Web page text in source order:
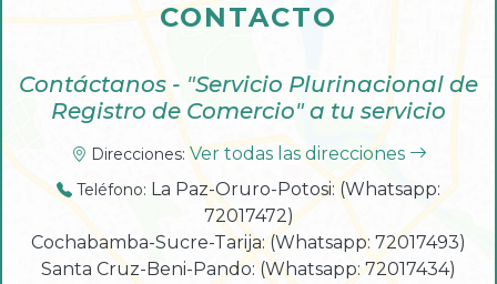
CONTACTO
Contáctanos - "Servicio Plurinacional de
Registro de Comercio" a tu servicio
Direcciones: Ver todas las direcciones
Teléfono: La Paz-Oruro-Potosi: (Whatsapp:
72017472)
Cochabamba-Sucre-Tarija: (Whatsapp: 72017493)
Santa Cruz-Beni-Pando: (Whatsapp: 72017434)